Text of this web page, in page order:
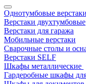
Однотумбовые
Верстаки двухтумбовые
Верстаки для гаража
Мобильные верстаки
Сварочные столы и
Верстаки SELF
Шкафы металлические
Гардеробные шкафы